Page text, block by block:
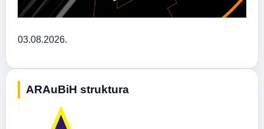
03.08.2026.
ARAuBiH struktura